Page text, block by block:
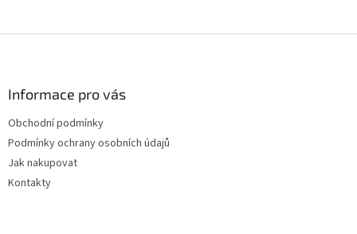
Informace pro vás
Obchodní podmínky
Podmínky ochrany osobních údajů
Jak nakupovat
Kontakty